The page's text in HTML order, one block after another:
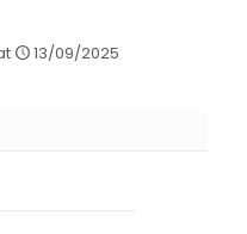
13/09/2025